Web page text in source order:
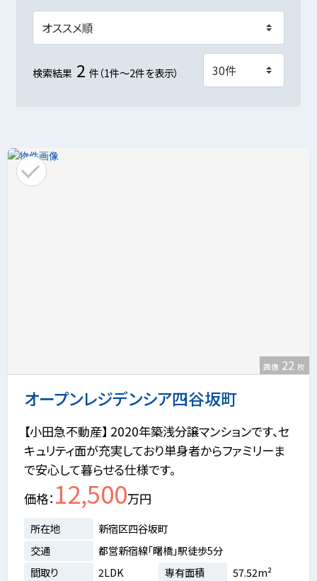
検索結果 2 件（1件～2件を表示）
オープンレジデンシア四谷坂町
画像 22 枚
【小田急不動産】 2020年築浅分譲マンションです、セ
キュリティ面が充実しており単身者からファミリーま
で安心して暮らせる仕様です。
価格 12,500万円
所在地
新宿区四谷坂町
交通
都営新宿線「曙橋」駅徒歩5分
間取り
2LDK 専有面積
57.52m²